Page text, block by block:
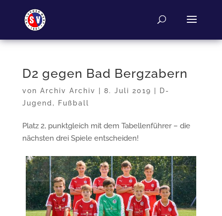
D2 gegen Bad Bergzabern
von Archiv Archiv 8. Juli 2019
D-
Jugend , Fußball
Platz 2, punktgleich mit dem Tabellenführer – die
nächsten drei Spiele entscheiden!